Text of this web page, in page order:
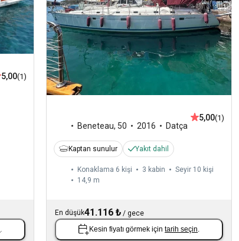
5,00(1)
.
Beneteau, 50 2016 Datça
5,00(1)
Kaptan sunulur Yakıt dahil
Konaklama 6 kişi 3 kabin
Seyir 10 kişi
14,9 m
En düşük41.116 ₺ /gece
Kesin fiyatı görmek içintarih seçin.